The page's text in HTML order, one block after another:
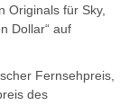
Originals für Sky,
Dollar“ auf
Fernsehpreis,
des